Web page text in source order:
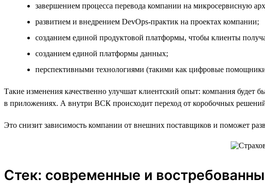
завершением процесса перевода компании на микросервисную
развитием и внедрением DevOps-практик на проектах компании;
созданием единой продуктовой платформы, чтобы клиенты
созданием единой платформы данных;
перспективными технологиями (такими как цифровые
Такие изменения качественно улучшат клиентский опыт: компания будет
в приложениях. А внутри ВСК происходит переход от коробочных
Это снизит зависимость компании от внешних поставщиков и поможет
Стек: современные и